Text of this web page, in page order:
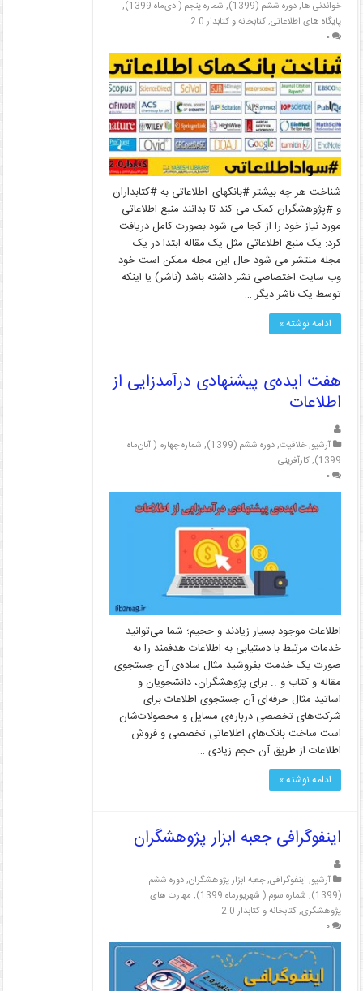
خواندنی ها,دوره ششم (1399) , شماره پنجم ( دی‌ماه 1399)
,
پایگاه های اطلاعاتی,کتابخانه و کتابدار 2.0
۰
شناخت هر چه بیشتر #بانکهای_اطلاعاتی به #کتابداران
و #پژوهشگران کمک می کند تا بدانند منبع اطلاعاتی
مورد نیاز خود را از کجا می شود بصورت کامل دریافت
کرد: یک منبع اطلاعاتی مثل یک مقاله ابتدا در یک
مجله منتشر می شود حال این مجله ممکن است خود
وب سایت اختصاصی نشر داشته باشد (ناشر) یا اینکه
توسط یک ناشر دیگر …
ادامه نوشته »
هفت ایده‌ی پیشنهادی درآمدزایی از
اطلاعات
آرشیو,خلاقیت,دوره ششم (1399) , شماره چهارم ( آبان‌ماه
1399)
,کارآفرینی
۰
اطلاعات موجود بسیار زیادند و‌ حجیم؛ شما می‌توانید
خدمات مرتبط با دستیابی به اطلاعات هدفمند را به
صورت یک خدمت بفروشید مثال ساده‌ی آن جستجوی
مقاله و کتاب و .. برای پژوهشگران، دانشجویان و
اساتید مثال حرفه‌ای آن جستجوی اطلاعات برای
شرکت‌های تخصصی درباره‌ی مسایل و محصولات‌شان
است ساخت بانک‌های اطلاعاتی تخصصی و فروش
اطلاعات از طریق آن حجم زیادی …
ادامه نوشته »
اینفوگرافی جعبه ابزار پژوهشگران
آرشیو, اینفوگرافی,جعبه ابزار پژوهشگران,دوره ششم
(1399)
, شماره سوم ( شهریورماه 1399) , مهارت های
پژوهشگری,کتابخانه و کتابدار 2.0
۰